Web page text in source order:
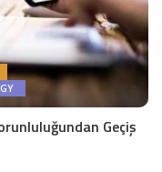
Geçiş